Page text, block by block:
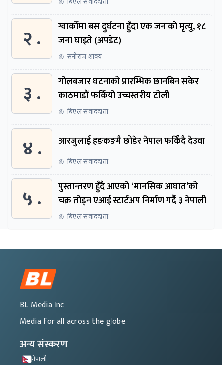
२ .
ग्वार्काेमा बस दुर्घटना हुँदा एक जनाकाे मृत्यु, १८
जना घाइते (अपडेट)
सनीराज शाक्य
३ .
गोलबजार घटनाको प्रारम्भिक छानबिन सकेर
काठमाडौं फर्कियो उच्चस्तरीय टोली
बिएल संवाददाता
४ . आरजुलाई हङकङमै छोडेर नेपाल फर्किँदै देउवा
बिएल संवाददाता
५ .
पुस्तान्तरण हुँदै आएको ‘मानसिक आघात’को
चक्र तोड्न एआई स्टार्टअप निर्माण गर्दै ३ नेपाली
बिएल संवाददाता
BL Media Inc
Media for all across the globe
अन्य संस्करण
नेपाली